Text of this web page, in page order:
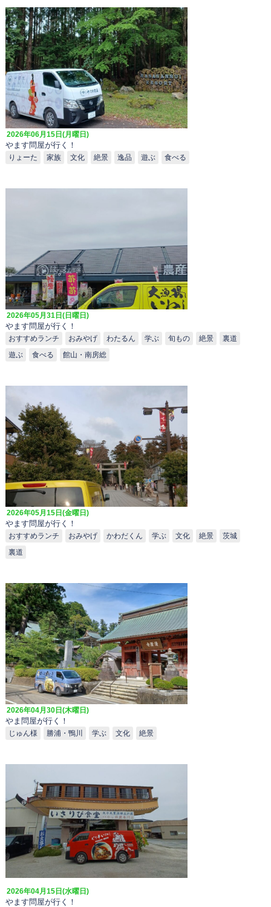
2026年06月15日(月曜日)
やます問屋が行く！
りょーた 家族 文化 絶景 逸品 遊ぶ 食べる
2026年05月31日(日曜日)
やます問屋が行く！
おすすめランチ おみやげ わたるん 学ぶ 旬もの 絶景 裏道
遊ぶ 食べる 館山・南房総
2026年05月15日(金曜日)
やます問屋が行く！
おすすめランチ おみやげ かわだくん 学ぶ 文化 絶景 茨城
裏道
2026年04月30日(木曜日)
やま問屋が行く！
じゅん様 勝浦・鴨川 学ぶ 文化 絶景
2026年04月15日(水曜日)
やます問屋が行く！